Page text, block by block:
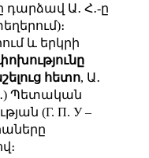
դարձավ Ա․ Հ․-ը
և երկրի
հետո, Ա․
Պետական
(Г. П. У –